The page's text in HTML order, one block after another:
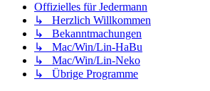
Offizielles für Jedermann
↳ Herzlich Willkommen
↳ Bekanntmachungen
↳ Mac/Win/Lin-HaBu
↳ Mac/Win/Lin-Neko
↳ Übrige Programme